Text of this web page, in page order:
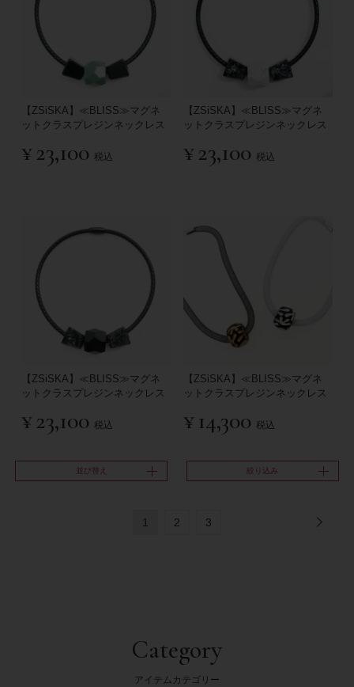
【ZSiSKA】≪BLISS≫マグネ
ットクラスプレジンネックレス
¥23,100 税込
【ZSiSKA】≪BLISS≫マグネ
ットクラスプレジンネックレス
¥23,100 税込
【ZSiSKA】≪BLISS≫マグネ
ットクラスプレジンネックレス
¥23,100 税込
【ZSiSKA】≪BLISS≫マグネ
ットクラスプレジンネックレス
¥ 14,300 税込
並び替え 絞り込み
1 2 3
Category
アイテムカテゴリー